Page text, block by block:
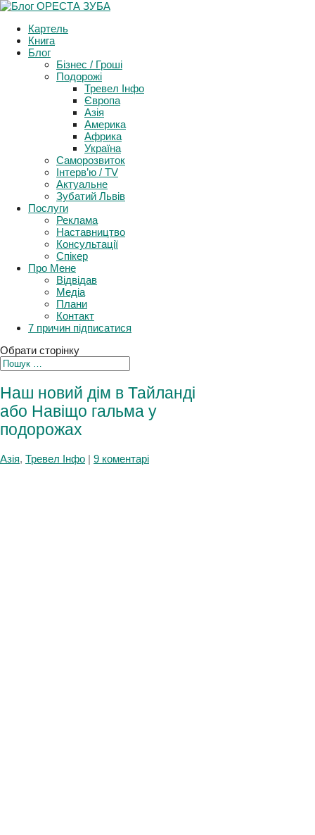
Картель
Книга
Блог
Бізнес / Гроші
Подорожі
Тревел Інфо
Європа
Азія
Америка
Африка
Україна
Саморозвиток
Інтерв’ю / TV
Актуальне
Зубатий Львів
Послуги
Реклама
Наставництво
Консультації
Спікер
Про Мене
Відвідав
Медіа
Плани
Контакт
7 причин підписатися
Обрати сторінку
Наш новий дім в Тайланді
або Навіщо гальма у
Support and Follow events in Ukraine